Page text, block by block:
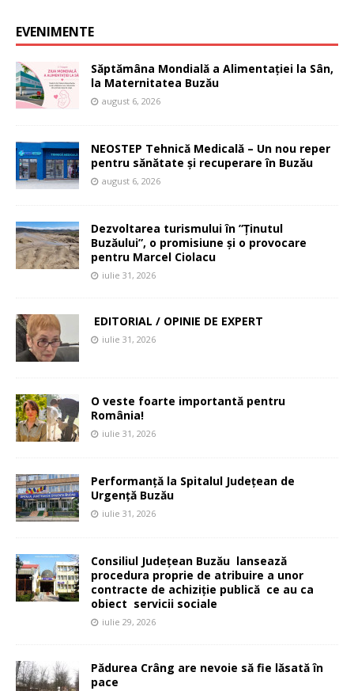
EVENIMENTE
Săptămâna Mondială a Alimentației la Sân,
la Maternitatea Buzău
august 6, 2026
NEOSTEP Tehnică Medicală – Un nou reper
pentru sănătate și recuperare în Buzău
august 6, 2026
Dezvoltarea turismului în ”Ținutul
Buzăului”, o promisiune și o provocare
pentru Marcel Ciolacu
iulie 31, 2026
EDITORIAL / OPINIE DE EXPERT
iulie 31, 2026
O veste foarte importantă pentru
România!
iulie 31, 2026
Performanță la Spitalul Județean de
Urgență Buzău
iulie 31, 2026
Consiliul Județean Buzău lansează
procedura proprie de atribuire a unor
contracte de achiziție publică ce au ca
obiect servicii sociale
iulie 29, 2026
Pădurea Crâng are nevoie să fie lăsată în
pace